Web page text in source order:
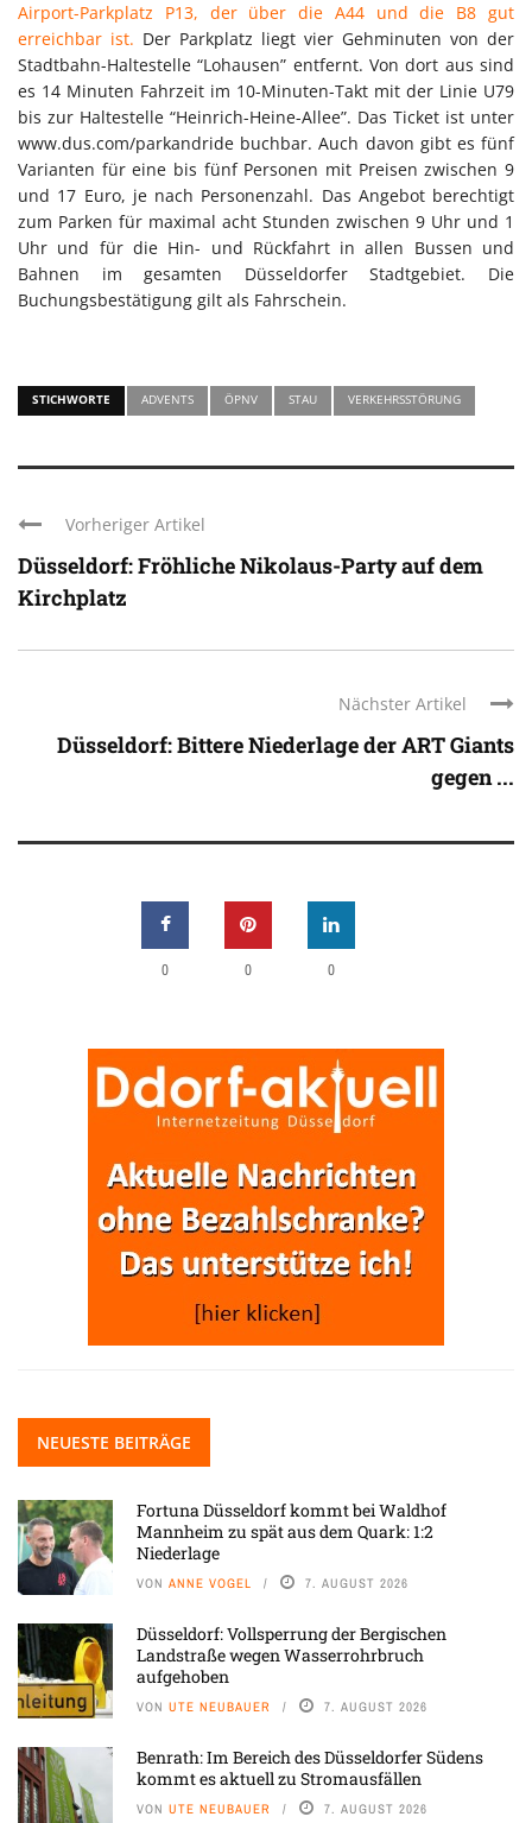
Airport-Parkplatz P13, der über die A44 und die B8 gut
erreichbar ist. Der Parkplatz liegt vier Gehminuten von der
Stadtbahn-Haltestelle “Lohausen” entfernt. Von dort aus sind
es 14 Minuten Fahrzeit im 10-Minuten-Takt mit der Linie U79
bis zur Haltestelle “Heinrich-Heine-Allee”. Das Ticket ist unter
www.dus.com/parkandride buchbar. Auch davon gibt es fünf
Varianten für eine bis fünf Personen mit Preisen zwischen 9
und 17 Euro, je nach Personenzahl. Das Angebot berechtigt
zum Parken für maximal acht Stunden zwischen 9 Uhr und 1
Uhr und für die Hin- und Rückfahrt in allen Bussen und
Bahnen im gesamten Düsseldorfer Stadtgebiet. Die
Buchungsbestätigung gilt als Fahrschein.
STICHWORTE ADVENTS ÖPNV STAU VERKEHRSSTÖRUNG
Vorheriger Artikel
Düsseldorf: Fröhliche Nikolaus-Party auf dem
Kirchplatz
Nächster Artikel
Düsseldorf: Bittere Niederlage der ART Giants
gegen ...
0 0 0
NEUESTE BEITRÄGE
Fortuna Düsseldorf kommt bei Waldhof
Mannheim zu spät aus dem Quark: 1:2
Niederlage
VON ANNE VOGEL 7. AUGUST 2026
Düsseldorf: Vollsperrung der Bergischen
Landstraße wegen Wasserrohrbruch
aufgehoben
VON UTE NEUBAUER 7. AUGUST 2026
Benrath: Im Bereich des Düsseldorfer Südens
kommt es aktuell zu Stromausfällen
VON UTE NEUBAUER 7. AUGUST 2026